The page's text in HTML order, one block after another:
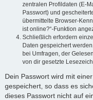
zentralen Profildaten (E-
Passwort) und
übermittelte Browser-
ist online?“-Funktion
Schließlich erfordern
Daten gespeichert
bei Umfragen, der
von dir gesetzte
Dein Passwort wird mit
gespeichert, so dass es
dieses Passwort nicht auf